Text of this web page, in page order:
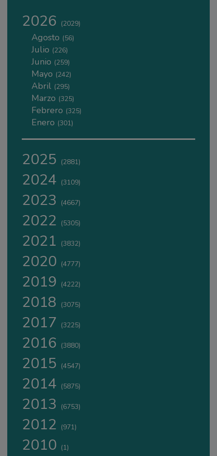
2026 (2029)
Agosto (56)
Julio (226)
Junio (259)
Mayo (242)
Abril (295)
Marzo (325)
Febrero (325)
Enero (301)
2025 (2881)
2024 (3109)
2023 (4667)
2022 (5305)
2021 (3832)
2020 (4777)
2019 (4222)
2018 (3075)
2017 (3225)
2016 (3880)
2015 (4547)
2014 (5875)
2013 (6753)
2012 (971)
2010 (1)